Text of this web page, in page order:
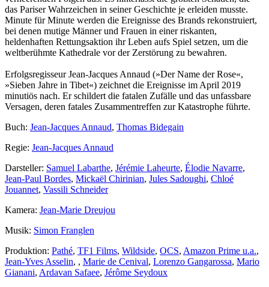
das Pariser Wahrzeichen in seiner Geschichte je erleiden musste.
Minute für Minute werden die Ereignisse des Brands rekonstruiert,
bei denen mutige Männer und Frauen in einer riskanten,
heldenhaften Rettungsaktion ihr Leben aufs Spiel setzen, um die
weltberühmte Kathedrale vor der Zerstörung zu bewahren.
Erfolgsregisseur Jean-Jacques Annaud (»Der Name der Rose«,
»Sieben Jahre in Tibet«) zeichnet die Ereignisse im April 2019
minutiös nach. Er schildert die fatalen Zufälle und das unfassbare
Versagen, deren fatales Zusammentreffen zur Katastrophe führte.
Buch: Jean-Jacques Annaud, Thomas Bidegain
Regie: Jean-Jacques Annaud
Darsteller: Samuel Labarthe, Jérémie Laheurte, Élodie Navarre,
Jean-Paul Bordes, Mickaël Chirinian, Jules Sadoughi, Chloé
Jouannet, Vassili Schneider
Kamera: Jean-Marie Dreujou
Musik: Simon Franglen
Produktion: Pathé, TF1 Films, Wildside, OCS, Amazon Prime u.a.,
Jean-Yves Asselin, , Marie de Cenival, Lorenzo Gangarossa, Mario
Gianani, Ardavan Safaee, Jérôme Seydoux